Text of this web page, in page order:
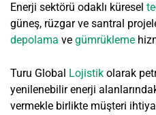
Enerji sektörü odaklı küresel
güneş, rüzgar ve santral
depolama ve gümrükleme
Turu Global Lojistik olarak
yenilenebilir enerji
vermekle birlikte müşteri